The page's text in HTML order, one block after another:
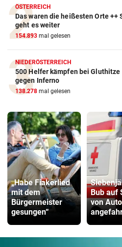
ÖSTERREICH
Das waren die heißesten Orte ++
geht es weiter
154.893 mal gelesen
NIEDERÖSTERREICH
500 Helfer kämpfen bei Gluthitze
gegen Inferno
138.278 mal gelesen
„Habe Fiakerlied
mit dem
Bürgermeister
gesungen“
Bub auf
von Auto